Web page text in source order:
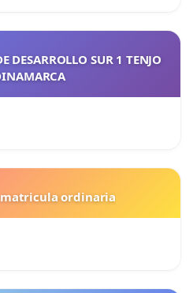
DESARROLLO SUR 1 TENJO
matricula ordinaria